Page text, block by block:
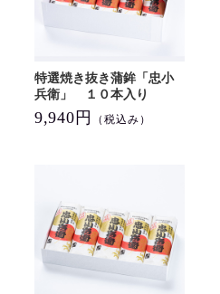
特選焼き抜き蒲鉾「忠小
兵衛」 １０本入り
9,940円 （税込み）